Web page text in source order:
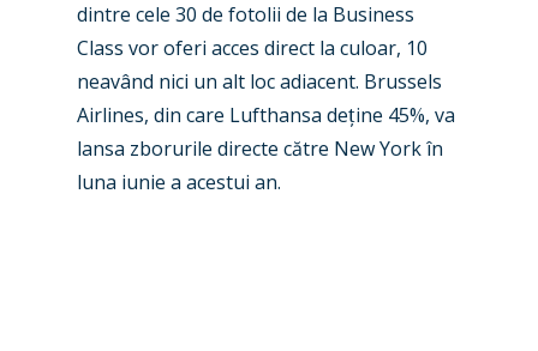
dintre cele 30 de fotolii de la Business
Class vor oferi acces direct la culoar, 10
neavând nici un alt loc adiacent. Brussels
Airlines, din care Lufthansa deține 45%, va
lansa zborurile directe către New York în
luna iunie a acestui an.
Paris 2023
Farnborough 2022
Dubai 2019
Paris 2019
Marketplace
Jobs
Contact